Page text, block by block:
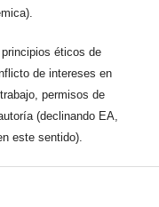
éticos de
de intereses en
permisos de
(declinando EA,
este sentido).